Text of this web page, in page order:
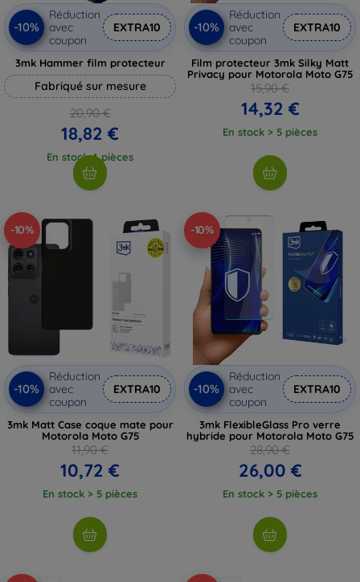
-10%
Réduction
avec
coupon
EXTRA10
3mk Hammer film protecteur
Fabriqué sur mesure
20,90 €
18,82 €
En stock 4 pièces
-10%
Réduction
avec
coupon
EXTRA10
Film protecteur 3mk Silky Matt
Privacy pour Motorola Moto G75
15,90 €
14,32 €
En stock > 5 pièces
-10%
-10%
Réduction
avec
coupon
EXTRA10
3mk Matt Case coque mate pour
Motorola Moto G75
11,90 €
10,72 €
En stock > 5 pièces
-10%
-10%
Réduction
avec
coupon
EXTRA10
3mk FlexibleGlass Pro verre
hybride pour Motorola Moto G75
28,90 €
26,00 €
En stock > 5 pièces